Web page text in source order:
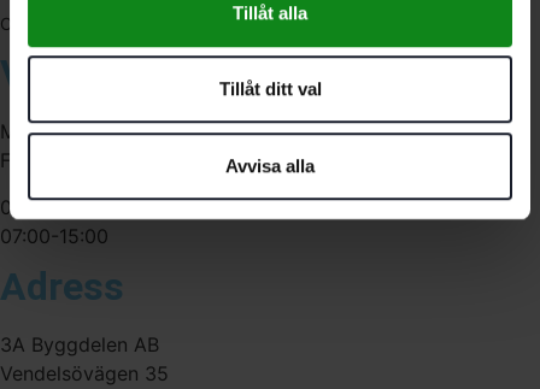
Tillåt alla
Tillåt ditt val
Avvisa alla
Org. nr:
Våra öppettider
Måndag-Torsdag:
Fredag:
07:00-16:00
07:00-15:00
Adress
3A Byggdelen AB
Vendelsövägen 35